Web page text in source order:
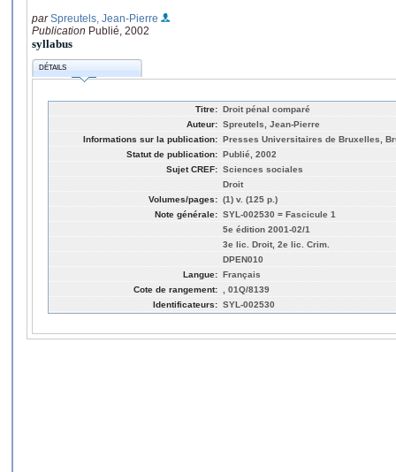
parSpreutels, Jean-Pierre
Publication Publié, 2002
syllabus
DÉTAILS
Titre: Droit pénal comparé
Auteur: Spreutels, Jean-Pierre
Informations sur la publication: Presses Universitaires de Bruxelles,
Statut de publication: Publié, 2002
Sujet CREF: Sciences sociales
Droit
Volumes/pages: (1) v. (125 p.)
Note générale: SYL-002530 = Fascicule 1
5e édition 2001-02/1
3e lic. Droit, 2e lic. Crim.
DPEN010
Langue: Français
Cote de rangement:
, 01Q/8139
Identificateurs: SYL-002530